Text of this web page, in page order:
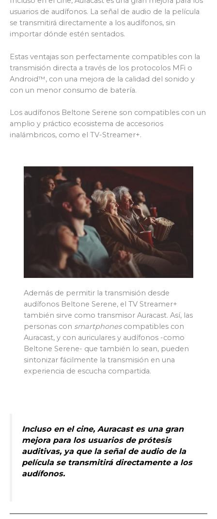
usuarios de audífonos. La señal de audio de la película
se transmitirá directamente a los audífonos, sin
importar dónde estén sentados.
Estas ventajas son perfectamente compatibles con la
transmisión directa a través de los protocolos MFi o
Android™, con una mejora de la calidad del sonido y
con un menor consumo de batería.
Los audífonos Beltone Serene son compatibles con un
amplio y práctico ecosistema de accesorios
inalámbricos, como el TV-Streamer+.
Además de permitir la transmisión desde
audífonos Beltone Serene, el TV Streamer+
también sirve como transmisor Auracast. Así, las
personas con smartphonescompatibles con
Auracast, y con auriculares y audífonos -como
Beltone Serene- que también lo sean, pueden
sintonizar fácilmente la transmisión en una
experiencia de escucha compartida.
Incluso en el cine, Auracast es una gran
mejora para los usuarios de prótesis
auditivas, ya que la señal de audio de la
película se transmitirá directamente a los
audífonos.